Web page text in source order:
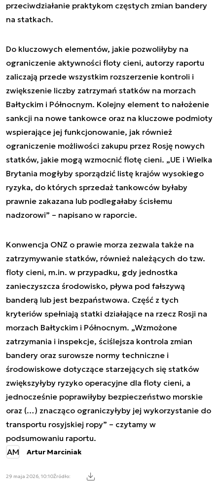
przeciwdziałanie praktykom częstych zmian bandery
na statkach.
Do kluczowych elementów, jakie pozwoliłyby na
ograniczenie aktywności floty cieni, autorzy raportu
zaliczają przede wszystkim rozszerzenie kontroli i
zwiększenie liczby zatrzymań statków na morzach
Bałtyckim i Północnym. Kolejny element to nałożenie
sankcji na nowe tankowce oraz na kluczowe podmioty
wspierające jej funkcjonowanie, jak również
ograniczenie możliwości zakupu przez Rosję nowych
statków, jakie mogą wzmocnić flotę cieni. „UE i Wielka
Brytania mogłyby sporządzić listę krajów wysokiego
ryzyka, do których sprzedaż tankowców byłaby
prawnie zakazana lub podlegałaby ścisłemu
nadzorowi” – napisano w raporcie.
Konwencja ONZ o prawie morza zezwala także na
zatrzymywanie statków, również należących do tzw.
floty cieni, m.in. w przypadku, gdy jednostka
zanieczyszcza środowisko, pływa pod fałszywą
banderą lub jest bezpaństwowa. Część z tych
kryteriów spełniają statki działające na rzecz Rosji na
morzach Bałtyckim i Północnym. „Wzmożone
zatrzymania i inspekcje, ściślejsza kontrola zmian
bandery oraz surowsze normy techniczne i
środowiskowe dotyczące starzejących się statków
zwiększyłyby ryzyko operacyjne dla floty cieni, a
jednocześnie poprawiłyby bezpieczeństwo morskie
oraz (…) znacząco ograniczyłyby jej wykorzystanie do
transportu rosyjskiej ropy” – czytamy w
podsumowaniu raportu.
AM
Artur Marciniak
29 maja 2026, 10:10Źródło: